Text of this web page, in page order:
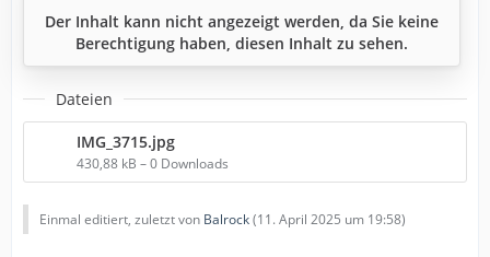
Der Inhalt kann nicht angezeigt werden, da Sie keine
Berechtigung haben, diesen Inhalt zu sehen.
Dateien
IMG_3715.jpg
430,88 kB – 0 Downloads
Einmal editiert, zuletzt von Balrock(11. April 2025 um 19:58)